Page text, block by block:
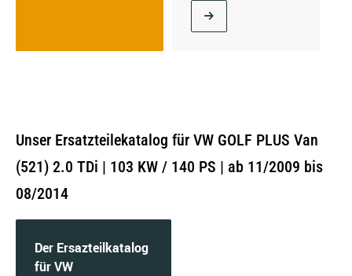
Unser Ersatzteilekatalog für VW GOLF PLUS Van
(521) 2.0 TDi | 103 KW / 140 PS | ab 11/2009 bis
08/2014
Der Ersazteilkatalog
für VW